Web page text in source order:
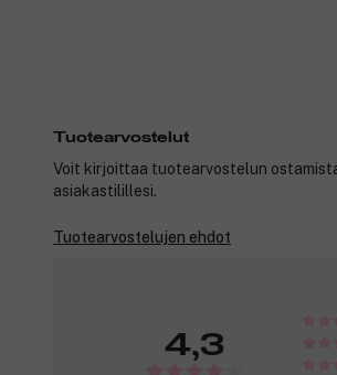
Tuotearvostelut
Voit kirjoittaa tuotearvostelun
asiakastilillesi.
Tuotearvostelujen ehdot
4,3